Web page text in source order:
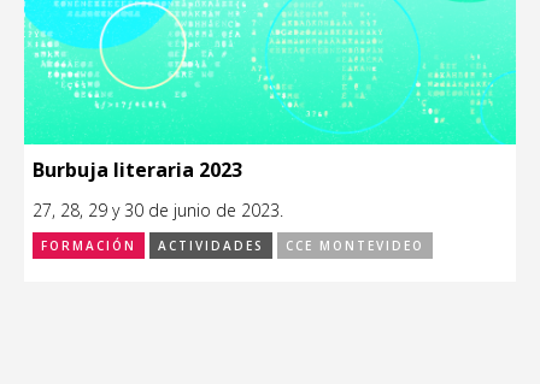
Burbuja literaria 2023
27, 28, 29 y 30 de junio de 2023.
FORMACIÓN ACTIVIDADES CCE MONTEVIDEO